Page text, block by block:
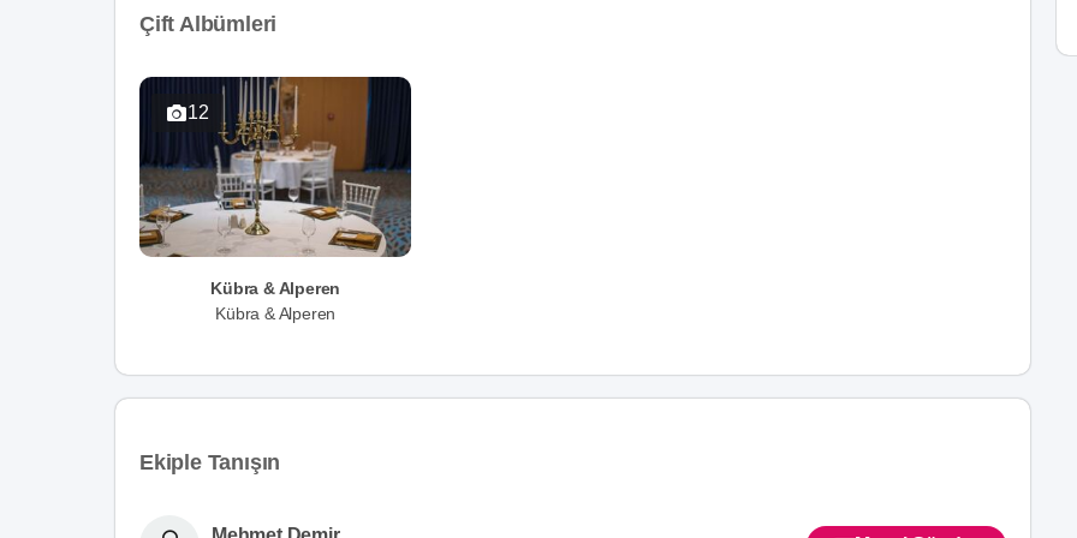
Çift Albümleri
12
Kübra & Alperen
Kübra & Alperen
Ekiple Tanışın